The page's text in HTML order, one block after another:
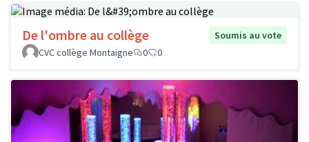
De l'ombre au collège
Soumis au vote
CVC collège Montaigne
0 0